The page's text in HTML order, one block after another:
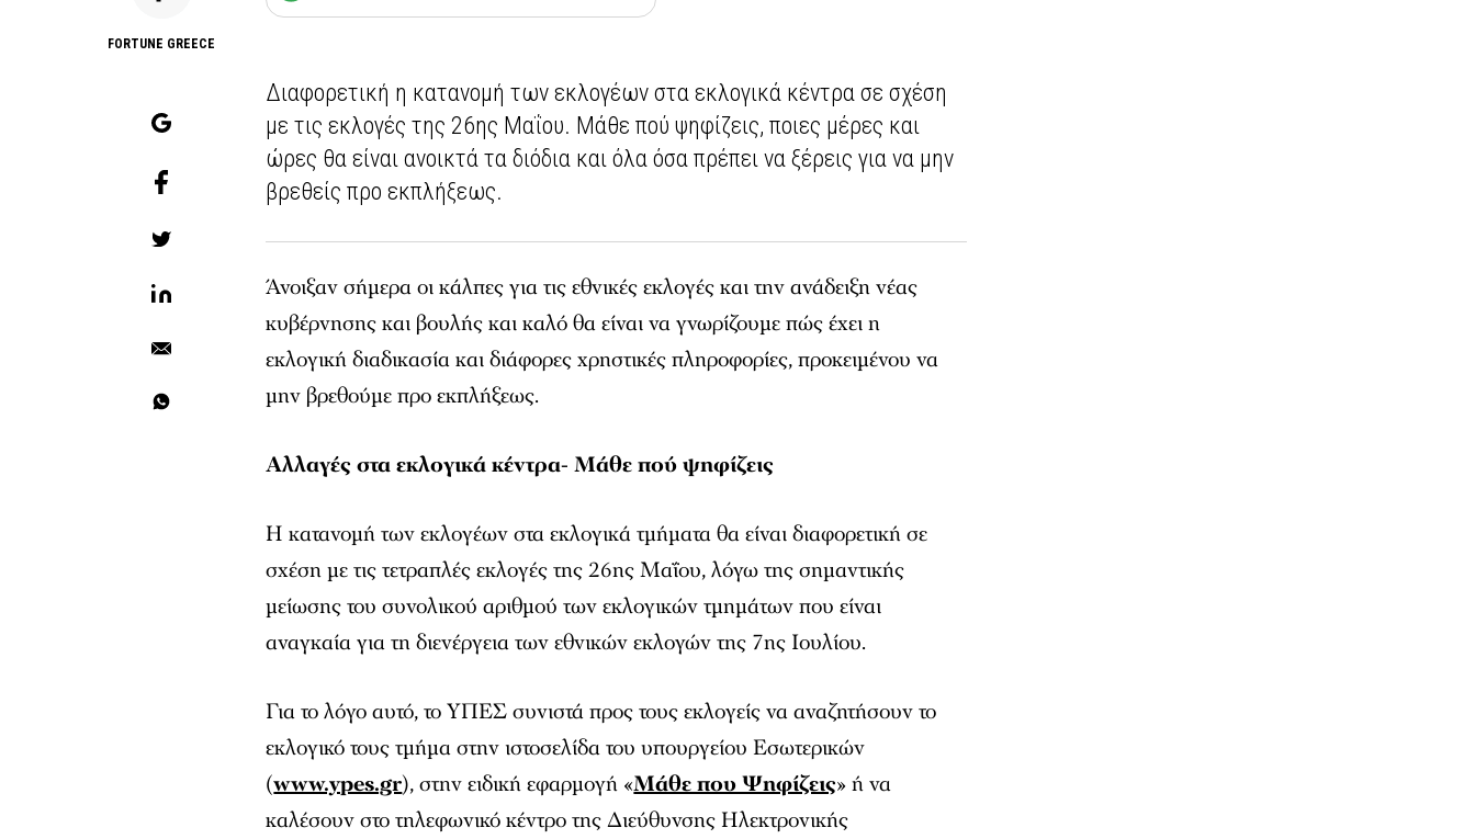
FORTUNE GREECE
Διαφορετική η κατανομή των εκλογέων στα εκλογικά κέντρα σε σχέση
με τις εκλογές της 26ης Μαΐου. Μάθε πού ψηφίζεις, ποιες μέρες και
ώρες θα είναι ανοικτά τα διόδια και όλα όσα πρέπει να ξέρεις για να μην
βρεθείς προ εκπλήξεως.
Άνοιξαν σήμερα οι κάλπες για τις εθνικές εκλογές και την ανάδειξη νέας
κυβέρνησης και βουλής και καλό θα είναι να γνωρίζουμε πώς έχει η
εκλογική διαδικασία και διάφορες χρηστικές πληροφορίες, προκειμένου να
μην βρεθούμε προ εκπλήξεως.
Αλλαγές στα εκλογικά κέντρα- Μάθε πού ψηφίζεις
Η κατανομή των εκλογέων στα εκλογικά τμήματα θα είναι διαφορετική σε
σχέση με τις τετραπλές εκλογές της 26ης Μαΐου, λόγω της σημαντικής
μείωσης του συνολικού αριθμού των εκλογικών τμημάτων που είναι
αναγκαία για τη διενέργεια των εθνικών εκλογών της 7ης Ιουλίου.
Για το λόγο αυτό, το ΥΠΕΣ συνιστά προς τους εκλογείς να αναζητήσουν το
εκλογικό τους τμήμα στην ιστοσελίδα του υπουργείου Εσωτερικών
(www.ypes.gr), στην ειδική εφαρμογή «Μάθε που Ψηφίζεις» ή να
καλέσουν στο τηλεφωνικό κέντρο της Διεύθυνσης Ηλεκτρονικής